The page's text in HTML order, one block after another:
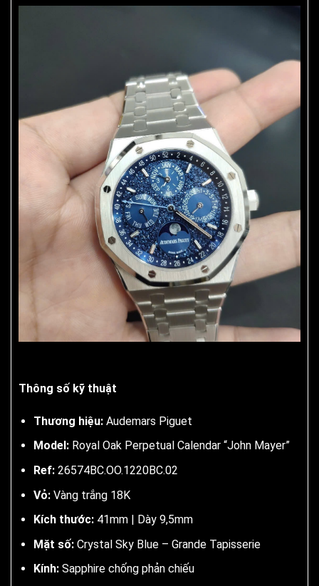
Thông số kỹ thuật
Thương hiệu:Audemars Piguet
Model:Royal Oak Perpetual Calendar “John Mayer”
Ref:26574BC.OO.1220BC.02
Vỏ:Vàng trắng 18K
Kích thước:41mm | Dày 9,5mm
Mặt số:Crystal Sky Blue – Grande Tapisserie
Kính:Sapphire chống phản chiếu